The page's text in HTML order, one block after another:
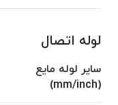
لوله اتصال
سایر لوله مایع
(mm/inch)